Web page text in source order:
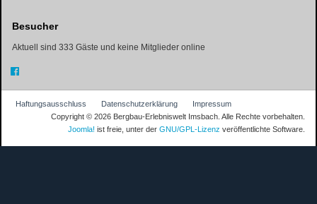
Besucher
Aktuell sind 333 Gäste und keine Mitglieder online
Haftungsausschluss Datenschutzerklärung
Impressum
Copyright © 2026 Bergbau-Erlebniswelt Imsbach. Alle Rechte vorbehalten.
Joomla! ist freie, unter der GNU/GPL-Lizenz veröffentlichte Software.